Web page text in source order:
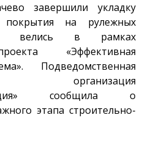
завершили укладку
покрытия на рулежных
велись в рамках
«Эффективная
Подведомственная
организация
сообщила о
этапа строительно-